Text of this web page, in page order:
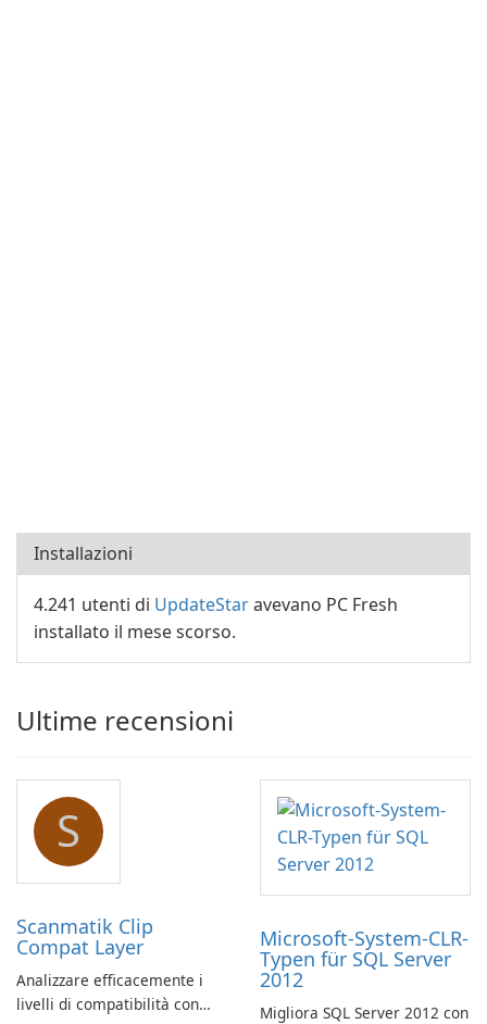
Installazioni
4.241 utenti di UpdateStaravevano PC Fresh
installato il mese scorso.
Ultime recensioni
S
Scanmatik Clip
Compat Layer
Analizzare efficacemente i
livelli di compatibilità con
Microsoft-System-CLR-
Typen für SQL Server
2012
Migliora SQL Server 2012 con